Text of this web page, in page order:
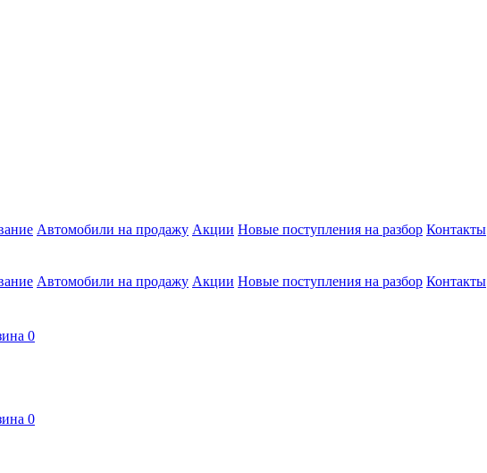
Автомобили на продажу Акции Новые поступления на разбор Контакты
Автомобили на продажу Акции Новые поступления на разбор Контакты
0
0